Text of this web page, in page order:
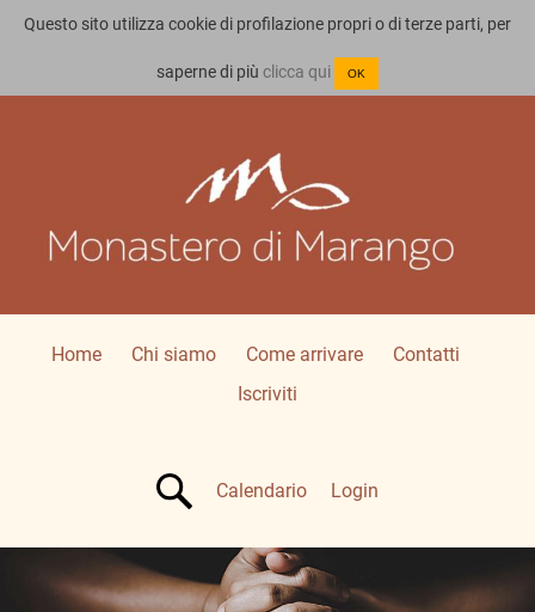
Questo sito utilizza cookie di profilazione propri o di terze parti, per
saperne di piùclicca qui OK
Home Chi siamo Come arrivare
Contatti
Iscriviti
Calendario Login